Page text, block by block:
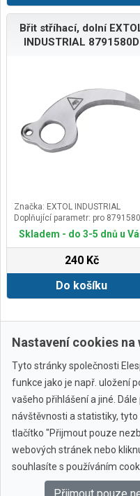
Břit stříhací, dolní
INDUSTRIAL 8791580D
Značka: EXTOL INDUSTRIAL
Doplňující parametr: pro 8791580
Skladem - do 3-5 dnů u
240 Kč
Do košíku
Nastavení cookies na
Tyto stránky společnosti
funkce jako je např. uložení
vašeho přihlášení a jiné.
návštěvnosti a statistiky,
tlačítko "Přijmout pouze
webových stránek nebo
souhlasíte s používáním